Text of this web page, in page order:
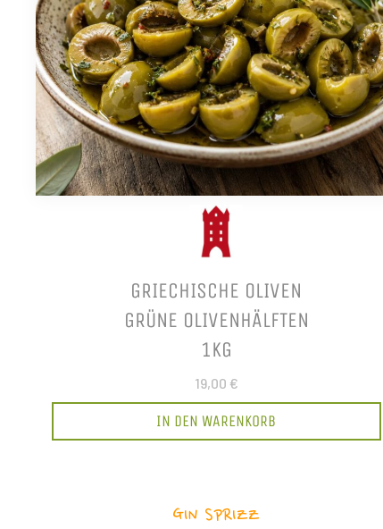
GRIECHISCHE OLIVEN
GRÜNE OLIVENHÄLFTEN
1KG
19,00 €
IN DEN WARENKORB
GIN SPRIZZ